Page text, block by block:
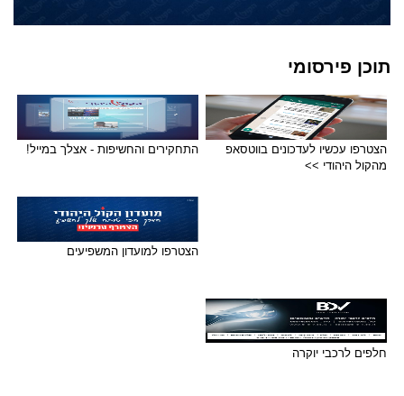
תוכן פירסומי
הצטרפו עכשיו לעדכונים בווטסאפ
מהקול היהודי >>
התחקירים והחשיפות - אצלך במייל!
הצטרפו למועדון המשפיעים
חלפים לרכבי יוקרה